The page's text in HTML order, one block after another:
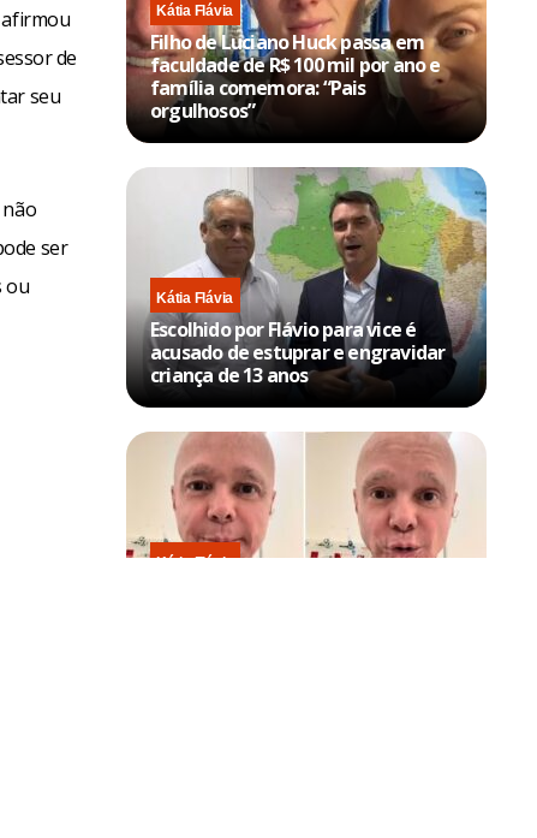
afirmou
de
seu
ser
ou
Kátia Flávia
Filho de Luciano Huck passa em
faculdade de R$ 100 mil por ano e
família comemora: “Pais
orgulhosos”
Kátia Flávia
Escolhido por Flávio para vice é
acusado de estuprar e engravidar
criança de 13 anos
Kátia Flávia